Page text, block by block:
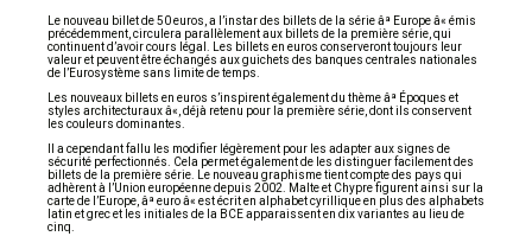
Le nouveau billet de 50 euros, a l’instar des billets de la série âª Europe â« émis
précédemment, circulera parallèlement aux billets de la première série, qui
continuent d’avoir cours légal. Les billets en euros conserveront toujours leur
valeur et peuvent être échangés aux guichets des banques centrales nationales
de l’Eurosystème sans limite de temps.
Les nouveaux billets en euros s’inspirent également du thème âª Époques et
styles architecturaux â«, déjà retenu pour la première série, dont ils conservent
les couleurs dominantes.
Il a cependant fallu les modifier légèrement pour les adapter aux signes de
sécurité perfectionnés. Cela permet également de les distinguer facilement des
billets de la première série. Le nouveau graphisme tient compte des pays qui
adhèrent à l’Union européenne depuis 2002. Malte et Chypre figurent ainsi sur la
carte de l’Europe, âª euro â« est écrit en alphabet cyrillique en plus des alphabets
latin et grec et les initiales de la BCE apparaissent en dix variantes au lieu de
cinq.